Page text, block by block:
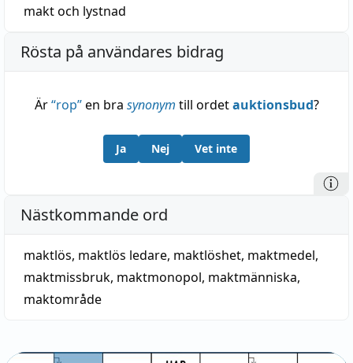
maktoch lystnad
Rösta på användares bidrag
Är“rop”en bra synonym till ordetauktionsbud?
Ja Nej Vet inte
Nästkommande ord
maktlös, maktlös ledare, maktlöshet, maktmedel,
maktmissbruk, maktmonopol, maktmänniska,
maktområde